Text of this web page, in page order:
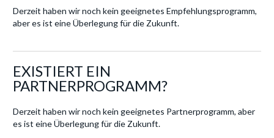
Derzeit haben wir noch kein geeignetes Empfehlungsprogramm,
aber es ist eine Überlegung für die Zukunft.
EXISTIERT EIN
PARTNERPROGRAMM?
Derzeit haben wir noch kein geeignetes Partnerprogramm, aber
es ist eine Überlegung für die Zukunft.